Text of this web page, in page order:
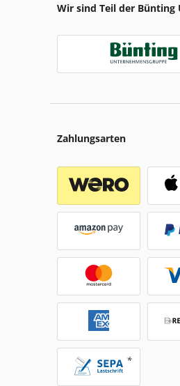
Wir sind Teil der
Zahlungsarten